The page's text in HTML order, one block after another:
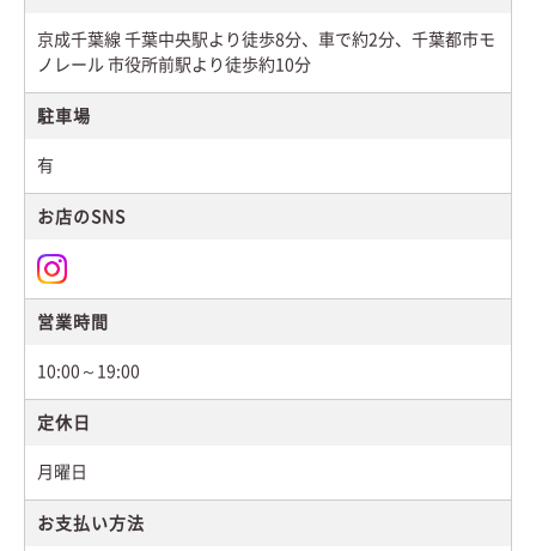
京成千葉線 千葉中央駅より徒歩8分、車で約2分、千葉都市モ
ノレール 市役所前駅より徒歩約10分
駐車場
有
お店のSNS
営業時間
10:00～19:00
定休日
月曜日
お支払い方法